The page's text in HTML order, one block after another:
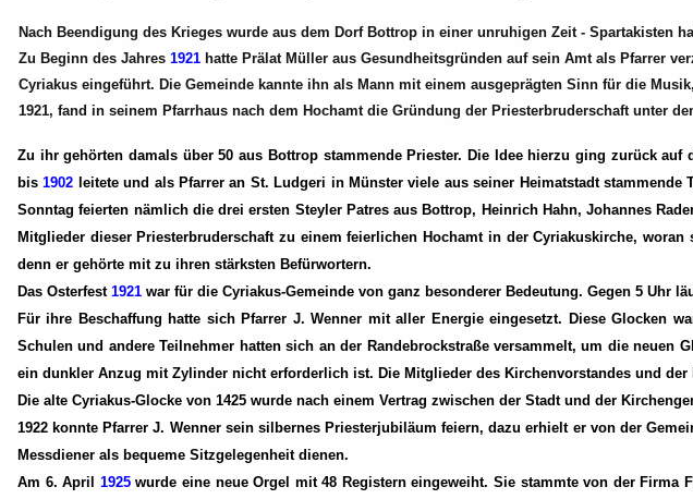
Nach Beendigung des Krieges wurde aus dem Dorf Bottrop in einer unruhigen Zeit - Spartakisten
Zu Beginn des Jahres 1921 hatte Prälat Müller aus Gesundheitsgründen auf sein Amt als Pfarrer
Cyriakus eingeführt. Die Gemeinde kannte ihn als Mann mit einem ausgeprägten Sinn für die
1921, fand in seinem Pfarrhaus nach dem Hochamt die Gründung der Priesterbruderschaft unter
Zu ihr gehörten damals über 50 aus Bottrop stammende Priester. Die Idee hierzu ging zurück
bis1902 leitete und als Pfarrer an St. Ludgeri in Münster viele aus seiner Heimatstadt
Sonntag feierten nämlich die drei ersten Steyler Patres aus Bottrop, Heinrich Hahn, Johannes
Mitglieder dieser Priesterbruderschaft zu einem feierlichen Hochamt in der Cyriakuskirche,
denn er gehörte mit zu ihren stärksten Befürwortern.
Das Osterfest 1921 war für die Cyriakus-Gemeinde von ganz besonderer Bedeutung. Gegen 5 Uhr
Für ihre Beschaffung hatte sich Pfarrer J. Wenner mit aller Energie eingesetzt. Diese Glocken
Schulen und andere Teilnehmer hatten sich an der Randebrockstraße versammelt, um die
ein dunkler Anzug mit Zylinder nicht erforderlich ist. Die Mitglieder des Kirchenvorstandes und
Die alte Cyriakus-Glocke von 1425 wurde nach einem Vertrag zwischen der Stadt und der
1922 konnte Pfarrer J. Wenner sein silbernes Priesterjubiläum feiern, dazu erhielt er von der
Messdiener als bequeme Sitzgelegenheit dienen.
Am 6. April 1925wurde eine neue Orgel mit 48 Registern eingeweiht. Sie stammte von der